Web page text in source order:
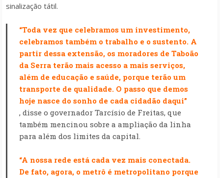
sinalização tátil.
“Toda vez que celebramos um investimento,
celebramos também o trabalho e o sustento. A
partir dessa extensão, os moradores de Taboão
da Serra terão mais acesso a mais serviços,
além de educação e saúde, porque terão um
transporte de qualidade. O passo que demos
hoje nasce do sonho de cada cidadão daqui”
, disse o governador Tarcísio de Freitas, que
também mencinou sobre a ampliação da linha
para além dos limites da capital.
“A nossa rede está cada vez mais conectada.
De fato, agora, o metrô é metropolitano porque